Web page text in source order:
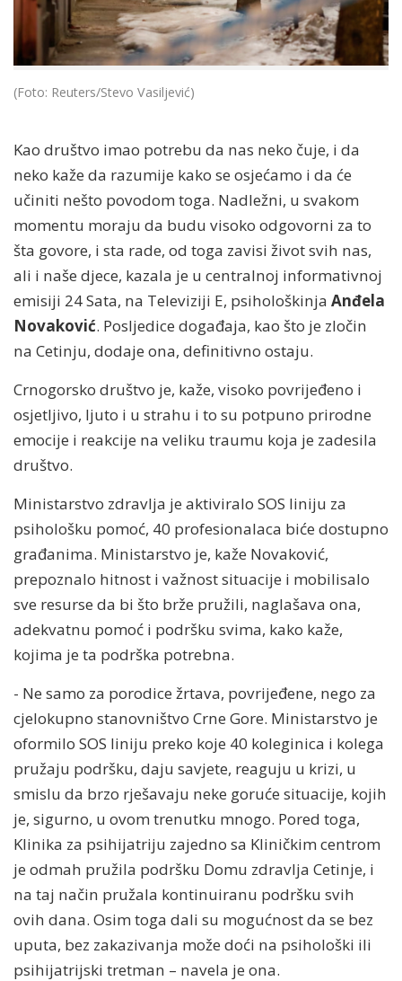
(Foto: Reuters/Stevo Vasiljević)
Kao društvo imao potrebu da nas neko čuje, i da
neko kaže da razumije kako se osjećamo i da će
učiniti nešto povodom toga. Nadležni, u svakom
momentu moraju da budu visoko odgovorni za to
šta govore, i sta rade, od toga zavisi život svih nas,
ali i naše djece, kazala je u centralnoj informativnoj
emisiji 24 Sata, na Televiziji E, psihološkinja Anđela
Novaković. Posljedice događaja, kao što je zločin
na Cetinju, dodaje ona, definitivno ostaju.
Crnogorsko društvo je, kaže, visoko povrijeđeno i
osjetljivo, ljuto i u strahu i to su potpuno prirodne
emocije i reakcije na veliku traumu koja je zadesila
društvo.
Ministarstvo zdravlja je aktiviralo SOS liniju za
psihološku pomoć, 40 profesionalaca biće dostupno
građanima. Ministarstvo je, kaže Novaković,
prepoznalo hitnost i važnost situacije i mobilisalo
sve resurse da bi što brže pružili, naglašava ona,
adekvatnu pomoć i podršku svima, kako kaže,
kojima je ta podrška potrebna.
- Ne samo za porodice žrtava, povrijeđene, nego za
cjelokupno stanovništvo Crne Gore. Ministarstvo je
oformilo SOS liniju preko koje 40 koleginica i kolega
pružaju podršku, daju savjete, reaguju u krizi, u
smislu da brzo rješavaju neke goruće situacije, kojih
je, sigurno, u ovom trenutku mnogo. Pored toga,
Klinika za psihijatriju zajedno sa Kliničkim centrom
je odmah pružila podršku Domu zdravlja Cetinje, i
na taj način pružala kontinuiranu podršku svih
ovih dana. Osim toga dali su mogućnost da se bez
uputa, bez zakazivanja može doći na psihološki ili
psihijatrijski tretman – navela je ona.